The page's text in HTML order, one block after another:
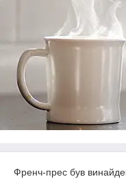
Френч-прес був